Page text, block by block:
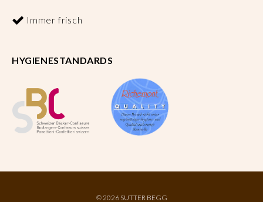
Immer frisch
HYGIENESTANDARDS
© 2026 SUTTER BEGG